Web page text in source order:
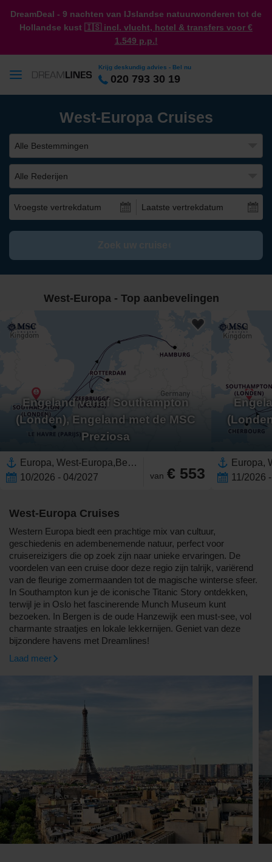
DreamDeal - 9 nachten van IJslandse natuurwonderen tot de
Hollandse kust 🇮🇸 incl. vlucht, hotel & transfers voor €
1.549 p.p.!
Krijg deskundig advies - Bel nu
020 793 30 19
West-Europa Cruises
Alle Bestemmingen
Alle Rederijen
Vroegste vertrekdatum Laatste vertrekdatum
West-Europa - Top aanbevelingen
Engeland vanaf Southampton
(Londen), Engeland met de MSC
Preziosa
Europa, West-Europa,Benelux,Engeland,Zuid-Holland,Nederland,Verenigd Koninkrijk,Noord-Europa,België,Frankrijk,Britse Eilanden,Duitsland
10/2026 - 04/2027
van € 553 11/2026
West-Europa Cruises
Western Europa biedt een prachtige mix van cultuur,
geschiedenis en adembenemende natuur, perfect voor
cruisereizigers die op zoek zijn naar unieke ervaringen. De
voordelen van een cruise door deze regio zijn talrijk, variërend
van de fleurige zomermaanden tot de magische winterse sfeer.
In Southampton kun je de iconische Titanic Story ontdekken,
terwijl je in Oslo het fascinerende Munch Museum kunt
bezoeken. In Bergen is de oude Hanzewijk een must-see, vol
charmante straatjes en lokale lekkernijen. Geniet van deze
bijzondere havens met Dreamlines!
Laad meer